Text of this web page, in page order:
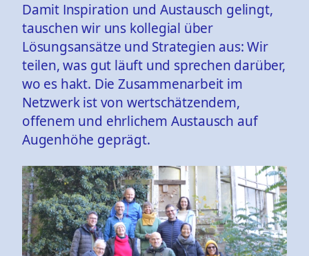
Damit Inspiration und Austausch gelingt,
tauschen wir uns kollegial über
Lösungsansätze und Strategien aus: Wir
teilen, was gut läuft und sprechen darüber,
wo es hakt. Die Zusammenarbeit im
Netzwerk ist von wertschätzendem,
offenem und ehrlichem Austausch auf
Augenhöhe geprägt.